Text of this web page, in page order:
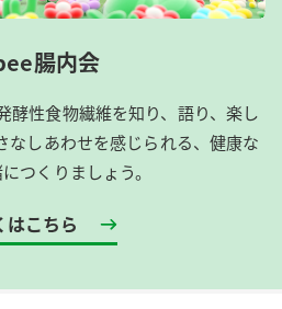
腸内会
酵性食物繊維を知り、語り、楽し
なしあわせを感じられる、健康な
つくりましょう。
はこちら